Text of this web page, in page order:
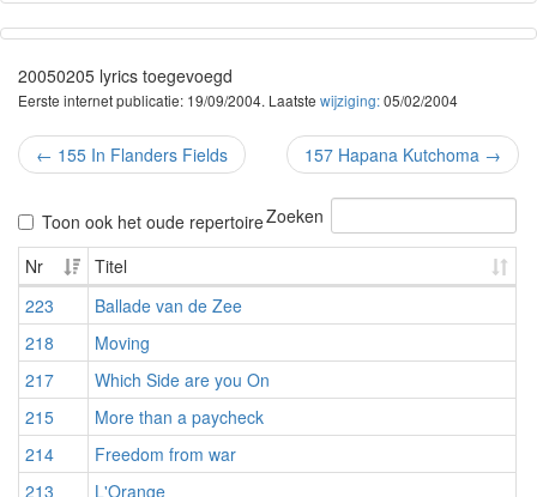
20050205 lyrics toegevoegd
Eerste internet publicatie: 19/09/2004. Laatste wijziging:05/02/2004
← 155 In Flanders Fields 157 Hapana Kutchoma →
Toon ook het oude repertoireZoeken
Nr
Titel
223
Ballade van de Zee
218
Moving
217
Which Side are you On
215
More than a paycheck
214
Freedom from war
213
L'Orange